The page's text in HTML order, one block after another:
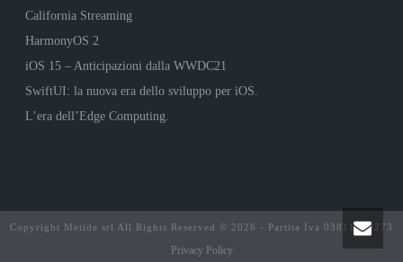
California Streaming
HarmonyOS 2
iOS 15 – Anticipazioni dalla WWDC21
SwiftUI: la nuova era dello sviluppo per iOS.
L’era dell’Edge Computing.
Copyright Metide srl All Rights Reserved © 2026 - Partita Iva 03811290273
Privacy Policy